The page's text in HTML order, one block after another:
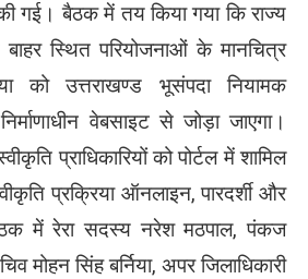
गई। बैठक में तय किया गया कि राज्य
स्थित परियोजनाओं के मानचित्र
को उत्तराखण्ड भूसंपदा नियामक
वेबसाइट से जोड़ा जाएगा।
प्राधिकारियों को पोर्टल में शामिल
प्रक्रिया ऑनलाइन, पारदर्शी और
में रेरा सदस्य नरेश मठपाल, पंकज
मोहन सिंह बर्निया, अपर जिलाधिकारी